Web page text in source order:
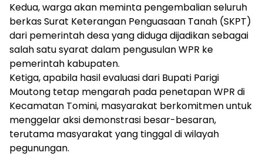
Kedua, warga akan meminta pengembalian seluruh
berkas Surat Keterangan Penguasaan Tanah (SKPT)
dari pemerintah desa yang diduga dijadikan sebagai
salah satu syarat dalam pengusulan WPR ke
pemerintah kabupaten.
Ketiga, apabila hasil evaluasi dari Bupati Parigi
Moutong tetap mengarah pada penetapan WPR di
Kecamatan Tomini, masyarakat berkomitmen untuk
menggelar aksi demonstrasi besar-besaran,
terutama masyarakat yang tinggal di wilayah
pegunungan.